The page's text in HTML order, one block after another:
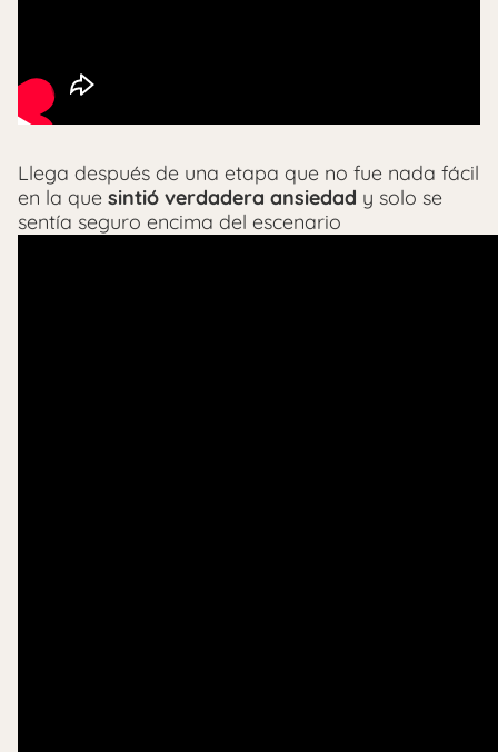
Llega después de una etapa que no fue nada fácil
en la que sintió verdadera ansiedad y solo se
sentía seguro encima del escenario